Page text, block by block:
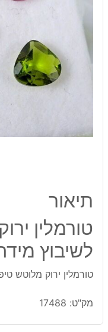
תיאור
טורמלין
לשיבוץ מידה: 4-6
טורמלין ירוק מלוטש טיפה
מק"ט: 17488